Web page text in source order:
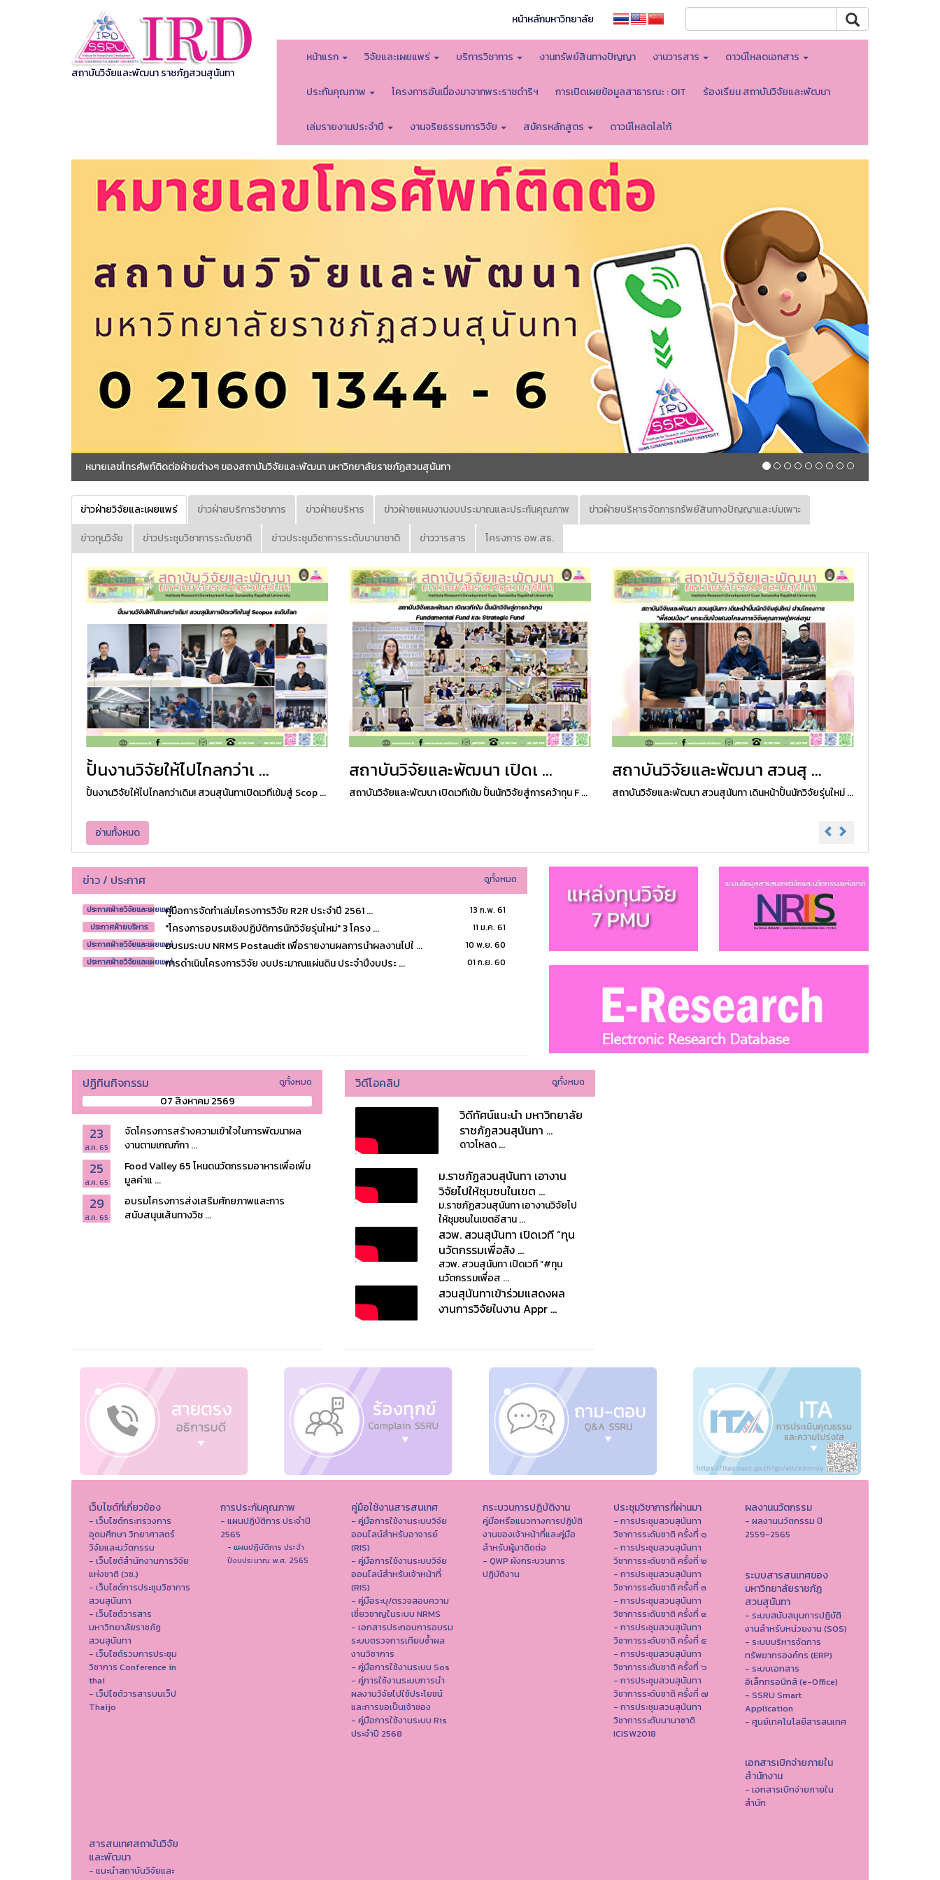
สถาบันวิจัยและพัฒนา ราชภัฏสวนสุนันทา
หน้าหลักมหาวิทยาลัย
หน้าแรก วิจัยและเผยแพร่ บริการวิชาการ งานทรัพย์สินทางปัญญา งานวารสาร ดาวน์โหลดเอกสาร
ประกันคุณภาพ โครงการอันเนื่องมาจากพระราชดำริฯ การเปิดเผยข้อมูลสาธารณะ : OIT ร้องเรียน สถาบันวิจัยและพัฒนา
เล่มรายงานประจำปี งานจริยธรรมการวิจัย สมัครหลักสูตร ดาวน์โหลดโลโก้
ประกาศรับข้อเสนอทุนวิจัยทุนอุดหนุนชุดโครงการวิจัยประเภทงบประมาณสนับสนุนงานมูลฐาน (Fundamental Fund; FF) ประจำปีงบป
ข่าวฝ่ายวิจัยและเผยแพร่ ข่าวฝ่ายบริการวิชาการ ข่าวฝ่ายบริหาร ข่าวฝ่ายแผนงานงบประมาณและประกันคุณภาพ
ข่าวฝ่ายบริหารจัดการทรัพย์สินทางปัญญาและบ่มเพาะ
ข่าวทุนวิจัย
ข่าวประชุมวิชาการระดับชาติ ข่าวประชุมวิชาการระดับนานาชาติ ข่าววารสาร โครงการ อพ.สธ.
ปั้นงานวิจัยให้ไปไกลกว่าเ ...
ปั้นงานวิจัยให้ไปไกลกว่าเดิม! สวนสุนันทาเปิดเวทีเข้มสู่ Scop ...
สถาบันวิจัยและพัฒนา เปิดเ ...
สถาบันวิจัยและพัฒนา เปิดเวทีเข้ม ปั้นนักวิจัยสู่การคว้าทุน F ...
สถาบันวิจัยและพัฒนา สวนสุ ...
สถาบันวิจัยและพัฒนา สวนสุนันทา เดินหน้าปั้นนักวิจัยรุ่นใหม่ ...
อ่านทั้งหมด
ข่าว / ประกาศ ดูทั้งหมด
ประกาศฝ่ายวิจัยและเผยแพร่คู่มือการจัดทำเล่มโครงการวิจัย R2R ประจำปี 2561 ... 13 ก.พ. 61
ประกาศฝ่ายบริหาร "โครงการอบรมเชิงปฏิบัติการนักวิจัยรุ่นใหม่" 3 โครง ... 11 ม.ค. 61
ประกาศฝ่ายวิจัยและเผยแพร่อบรมระบบ NRMS Postaudit เพื่อรายงานผลการนำผลงานไปใ ... 10 พ.ย. 60
ประกาศฝ่ายวิจัยและเผยแพร่การดำเนินโครงการวิจัย งบประมาณแผ่นดิน ประจำปีงบประ ... 01 ก.ย. 60
ปฏิทินกิจกรรม ดูทั้งหมด
07 สิงหาคม 2569
23
ส.ค. 65
จัดโครงการสร้างความเข้าใจในการพัฒนาผล
งานตามเกณฑ์กา ...
25
ส.ค. 65
Food Valley 65 โหนดนวัตกรรมอาหารเพื่อเพิ่ม
มูลค่าแ ...
29
ส.ค. 65
อบรมโครงการส่งเสริมศักยภาพและการ
สนับสนุนเส้นทางวิช ...
วิดีโอคลิป ดูทั้งหมด
วิดีทัศน์แนะนำ มหาวิทยาลัย
ราชภัฏสวนสุนันทา ...
ดาวโหลด ...
ม.ราชภัฏสวนสุนันทา เอางาน
วิจัยไปให้ชุมชนในเขต ...
ม.ราชภัฏสวนสุนันทา เอางานวิจัยไป
ให้ชุมชนในเขตอีสาน ...
สวพ. สวนสุนันทา เปิดเวที “ทุน
นวัตกรรมเพื่อสัง ...
สวพ. สวนสุนันทา เปิดเวที “#ทุน
นวัตกรรมเพื่อส ...
สวนสุนันทาเข้าร่วมแสดงผล
งานการวิจัยในงาน Appr ...
เว็บไซต์ที่เกี่ยวข้อง
- เว็บไซต์กระทรวงการ
อุดมศึกษา วิทยาศาสตร์
วิจัยและนวัตกรรม
- เว็บไซต์สำนักงานการวิจัย
แห่งชาติ (วช.)
- เว็บไซต์การประชุมวิชาการ
สวนสุนันทา
- เว็บไซต์วารสาร
มหาวิทยาลัยราชภัฏ
สวนสุนันทา
- เว็บไซต์รวมการประชุม
วิชาการ Conference in
thai
- เว็ปไซต์วารสารบนเว็ป
Thaijo
การประกันคุณภาพ
- แผนปฏิบัติการ ประจำปี
2565
- แผนปฏิบัติการ ประจำ
ปีงบประมาณ พ.ศ. 2565
คู่มือใช้งานสารสนเทศ
- คู่มือการใช้งานระบบวิจัย
ออนไลน์สำหรับอาจารย์
(RIS)
- คู่มือการใช้งานระบบวิจัย
ออนไลน์สำหรับเจ้าหน้าที่
(RIS)
- คู่มือระบุ/ตรวจสอบความ
เชี่ยวชาญในระบบ NRMS
- เอกสารประกอบการอบรม
ระบบตรวจการเทียบซ้ำผล
งานวิชาการ
- คู่มือการใช้งานระบบ Sos
- คู่การใช้งานระบบการนำ
ผลงานวิจัยไปใช้ประโยชน์
และการขอเป็นเจ้าของ
- คู่มือการใช้งานระบบ Ris
ประจำปี 2568
กระบวนการปฏิบัติงาน
คู่มือหรือแนวทางการปฏิบัติ
งานของเจ้าหน้าที่และคู่มือ
สำหรับผู้มาติดต่อ
- QWP ผังกระบวนการ
ปฏิบัติงาน
ประชุมวิชาการที่ผ่านมา
- การประชุมสวนสุนันทา
วิชาการระดับชาติ ครั้งที่ ๑
- การประชุมสวนสุนันทา
วิชาการระดับชาติ ครั้งที่ ๒
- การประชุมสวนสุนันทา
วิชาการระดับชาติ ครั้งที่ ๓
- การประชุมสวนสุนันทา
วิชาการระดับชาติ ครั้งที่ ๔
- การประชุมสวนสุนันทา
วิชาการระดับชาติ ครั้งที่ ๕
- การประชุมสวนสุนันทา
วิชาการระดับชาติ ครั้งที่ ๖
- การประชุมสวนสุนันทา
วิชาการระดับชาติ ครั้งที่ ๗
- การประชุมสวนสุนันทา
วิชาการระดับนานาชาติ
ICISW2018
ผลงานนวัตกรรม
- ผลงานนวัตกรรม ปี
2559-2565
ระบบสารสนเทศของ
มหาวิทยาลัยราชภัฏ
สวนสุนันทา
- ระบบสนับสนุนการปฏิบัติ
งานสำหรับหน่วยงาน (SOS)
- ระบบบริหารจัดการ
ทรัพยากรองค์กร (ERP)
- ระบบเอกสาร
อิเล็กทรอนิกส์ (e-Office)
- SSRU Smart
Application
- ศูนย์เทคโนโลยีสารสนเทศ
เอกสารเบิกจ่ายภายใน
สำนักงาน
- เอกสารเบิกจ่ายภายใน
สำนัก
สารสนเทศสถาบันวิจัย
และพัฒนา
- แนะนำสถาบันวิจัยและ